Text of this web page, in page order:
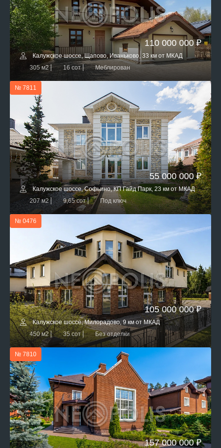
110 000 000 ₽
Калужское шоссе, Щапово, Иваньково, 33 км от МКАД
305 м2
16 сот Меблирован
№ 7811
55 000 000 ₽
Калужское шоссе, Софьино, КП Гайд Парк, 23 км от МКАД
207 м2
9,65 сот Под ключ
№ 0476
105 000 000 ₽
Калужское шоссе, Милорадово, 9 км от МКАД
450 м2
35 сот Без отделки
№ 7810
157 000 000 ₽